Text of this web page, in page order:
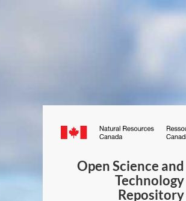
Canada.ca
Open Science and
Technology
Repository